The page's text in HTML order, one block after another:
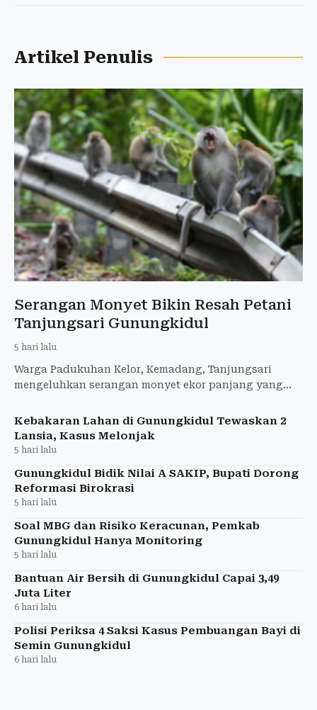
Artikel Penulis
Serangan Monyet Bikin Resah Petani
Tanjungsari Gunungkidul
5 hari lalu
Warga Padukuhan Kelor, Kemadang, Tanjungsari
mengeluhkan serangan monyet ekor panjang yang
gagal panen.
Kebakaran Lahan di Gunungkidul Tewaskan 2
Lansia, Kasus Melonjak
5 hari lalu
Gunungkidul Bidik Nilai A SAKIP, Bupati Dorong
Reformasi Birokrasi
5 hari lalu
Soal MBG dan Risiko Keracunan, Pemkab
Gunungkidul Hanya Monitoring
5 hari lalu
Bantuan Air Bersih di Gunungkidul Capai 3,49
Juta Liter
6 hari lalu
Polisi Periksa 4 Saksi Kasus Pembuangan Bayi di
Semin Gunungkidul
6 hari lalu